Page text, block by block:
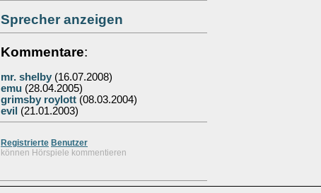
Sprecher anzeigen
Kommentare:
mr. shelby (16.07.2008)
emu (28.04.2005)
grimsby roylott (08.03.2004)
evil (21.01.2003)
Registrierte Benutzer
können Hörspiele kommentieren